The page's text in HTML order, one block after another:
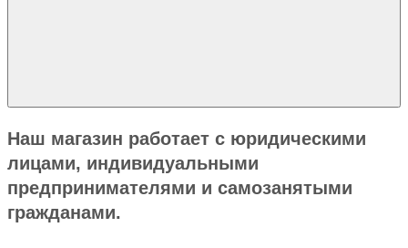
Наш магазин работает с юридическими
лицами, индивидуальными
предпринимателями и самозанятыми
гражданами.